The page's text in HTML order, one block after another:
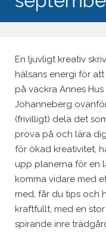
En ljuvligt kreativ
hälsans energi för
på vackra Annes
Johanneberg
(frivilligt) dela det
prova på och lära
för ökad kreativitet,
upp planerna för en
komma vidare med
med, får du tips och
kraftfullt, med en
spirande inre